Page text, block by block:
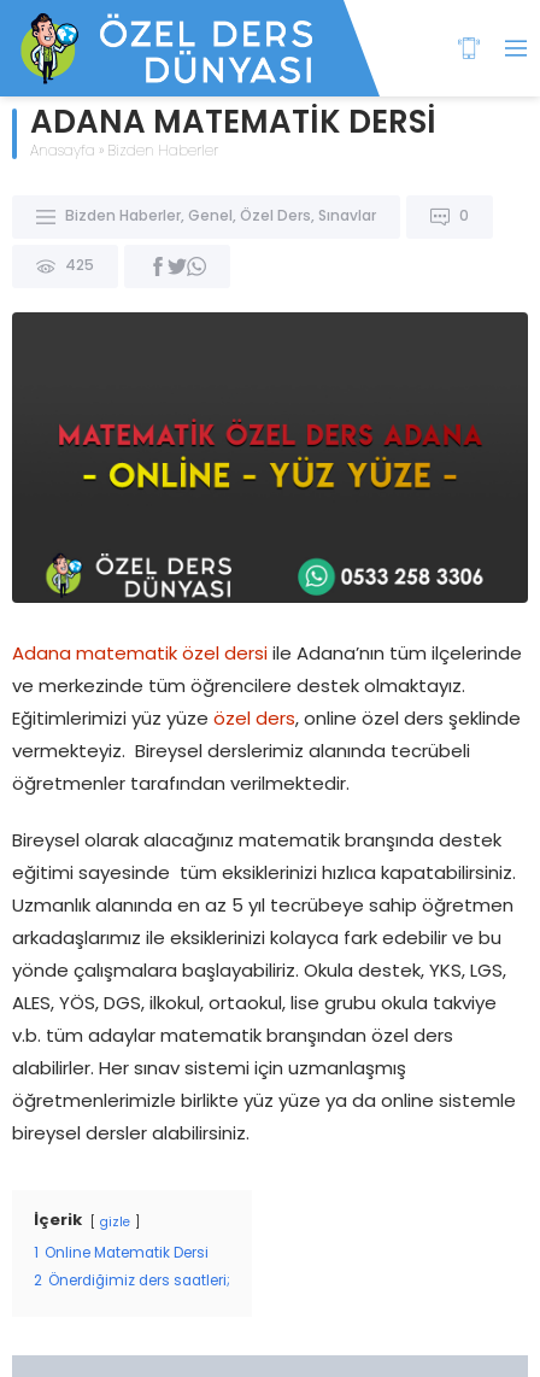
ADANA MATEMATİK DERSİ
Anasayfa » Bizden Haberler
Bizden Haberler, Genel , Özel Ders, Sınavlar 0
425
Adana matematik özel dersi ile Adana’nın tüm ilçelerinde
ve merkezinde tüm öğrencilere destek olmaktayız.
Eğitimlerimizi yüz yüze özel ders, online özel ders şeklinde
vermekteyiz. Bireysel derslerimiz alanında tecrübeli
öğretmenler tarafından verilmektedir.
Bireysel olarak alacağınız matematik branşında destek
eğitimi sayesinde tüm eksiklerinizi hızlıca kapatabilirsiniz.
Uzmanlık alanında en az 5 yıl tecrübeye sahip öğretmen
arkadaşlarımız ile eksiklerinizi kolayca fark edebilir ve bu
yönde çalışmalara başlayabiliriz. Okula destek, YKS, LGS,
ALES, YÖS, DGS, ilkokul, ortaokul, lise grubu okula takviye
v.b. tüm adaylar matematik branşından özel ders
alabilirler. Her sınav sistemi için uzmanlaşmış
öğretmenlerimizle birlikte yüz yüze ya da online sistemle
bireysel dersler alabilirsiniz.
İçerik gizle
Online Matematik Dersi
2 Önerdiğimiz ders saatleri;